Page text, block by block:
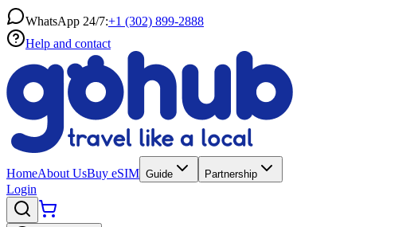
WhatsApp 24/7:+1 (302) 899-2888
Help and contact
HomeAbout UsBuy eSIM Guide Partnership
Login